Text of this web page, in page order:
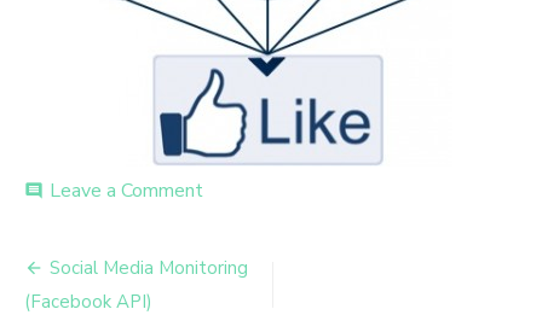
comment Leave a Commenton
Beitrags-
Navigation
Social Media Monitoring
(Facebook API)